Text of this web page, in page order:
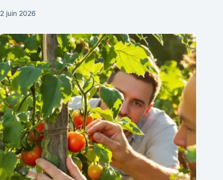
2 juin 2026